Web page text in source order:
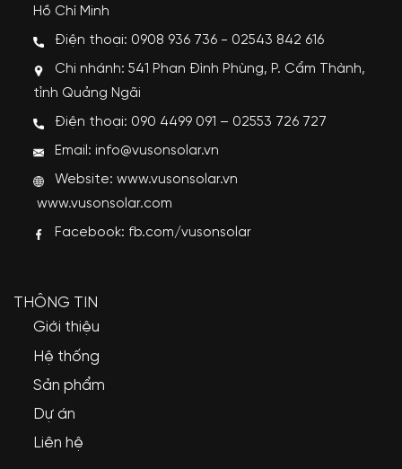
Hồ Chí Minh
Điện thoại: 0908 936 736 - 02543 842 616
Chi nhánh: 541 Phan Đình Phùng, P. Cẩm Thành,
tỉnh Quảng Ngãi
Điện thoại: 090 4499 091 – 02553 726 727
Email: info@vusonsolar.vn
Website:www.vusonsolar.vn
www.vusonsolar.com
Facebook: fb.com/vusonsolar
THÔNG TIN
Giới thiệu
Hệ thống
Sản phẩm
Dự án
Liên hệ